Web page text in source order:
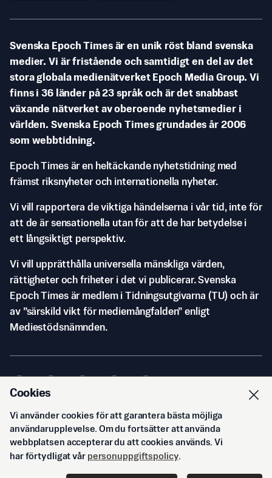
Svenska Epoch Times är en unik röst bland svenska
medier. Vi är fristående och samtidigt en del av det
stora globala medienätverket Epoch Media Group. Vi
finns i 36 länder på 23 språk och är det snabbast
växande nätverket av oberoende nyhetsmedier i
världen. Svenska Epoch Times grundades år 2006
som webbtidning.
Epoch Times är en heltäckande nyhetstidning med
främst riksnyheter och internationella nyheter.
Vi vill rapportera de viktiga händelserna i vår tid, inte för
att de är sensationella utan för att de har betydelse i
ett långsiktigt perspektiv.
Vi vill upprätthålla universella mänskliga värden,
rättigheter och friheter i det vi publicerar. Svenska
Epoch Times är medlem i Tidningsutgivarna (TU) och är
av ”särskild vikt för mediemångfalden” enligt
Mediestödsnämnden.
© Svenska Epoch Times AB2026
Cookies
Vi använder cookies för att garantera bästa möjliga
användarupplevelse. Om du fortsätter att använda
webbplatsen accepterar du att cookies används. Vi
har förtydligat vår personuppgiftspolicy.